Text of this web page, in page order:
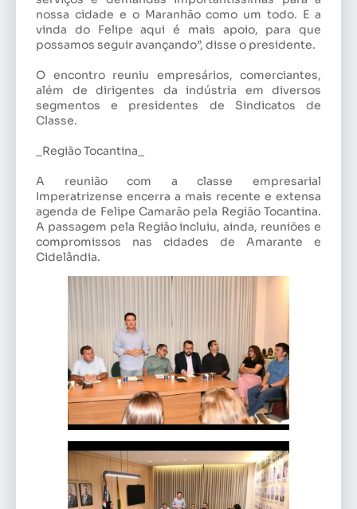
nossa cidade e o Maranhão como um todo. E a
vinda do Felipe aqui é mais apoio, para que
possamos seguir avançando”, disse o presidente.
O encontro reuniu empresários, comerciantes,
além de dirigentes da indústria em diversos
segmentos e presidentes de Sindicatos de
Classe.
_Região Tocantina_
A reunião com a classe empresarial
Imperatrizense encerra a mais recente e extensa
agenda de Felipe Camarão pela Região Tocantina.
A passagem pela Região incluiu, ainda, reuniões e
compromissos nas cidades de Amarante e
Cidelândia.